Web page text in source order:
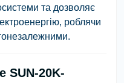
та дозволяє
роблячи
SUN-20K-